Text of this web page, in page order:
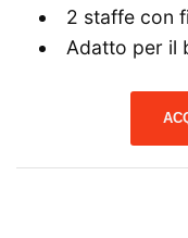
2 staffe con
Adatto per il